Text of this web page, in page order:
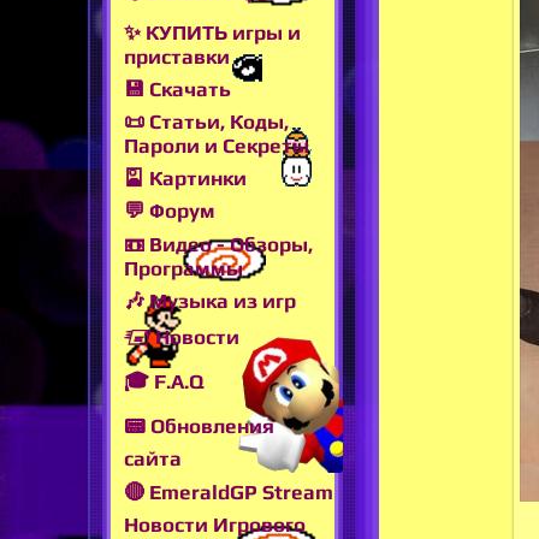
✨ КУПИТЬ игры и
приставки
💾 Скачать
📜 Статьи, Коды,
Пароли и Секреты
🎴 Картинки
💬 Форум
📼 Видео - Обзоры,
Программы
🎶 Музыка из игр
🖅 Новости
🎓 F.A.Q
📟 Обновления
сайта
🔴 EmeraldGP Stream
Новости Игрового